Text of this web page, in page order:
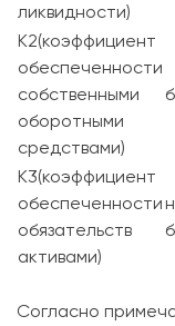
ликвидности)
K2(коэффициент
обеспеченности
собственными
оборотными
средствами)
К3(коэффициент
обеспеченности
обязательств
активами)
Согласно